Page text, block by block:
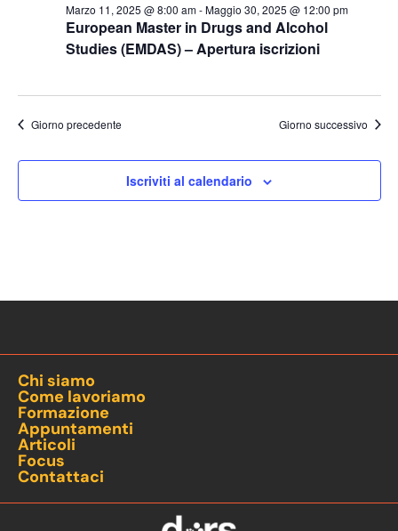
European Master in Drugs and Alcohol
Studies (EMDAS) – Apertura iscrizioni
Marzo 11, 2025 @ 8:00 am-Maggio 30, 2025 @ 12:00 pm
Giorno precedente Giorno successivo
Iscriviti al calendario
Chi siamo
Come lavoriamo
Formazione
Appuntamenti
Articoli
Focus
Contattaci